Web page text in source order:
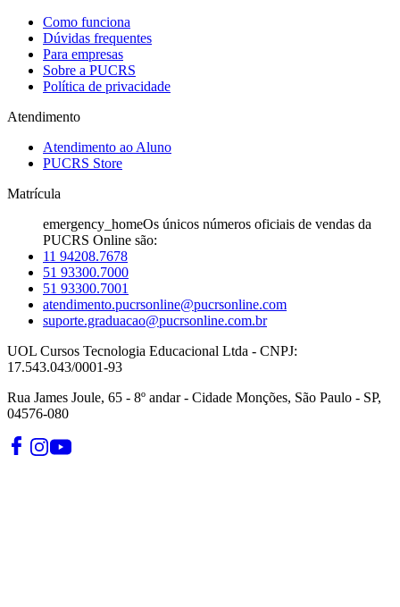
Como funciona
Dúvidas frequentes
Para empresas
Sobre a PUCRS
Política de privacidade
Atendimento
Atendimento ao Aluno
PUCRS Store
Matrícula
emergency_homeOs únicos números oficiais de vendas da
PUCRS Online são:
11 94208.7678
51 93300.7000
51 93300.7001
atendimento.pucrsonline@pucrsonline.com
suporte.graduacao@pucrsonline.com.br
UOL Cursos Tecnologia Educacional Ltda - CNPJ:
17.543.043/0001-93
Rua James Joule, 65 - 8º andar - Cidade Monções, São Paulo - SP,
04576-080